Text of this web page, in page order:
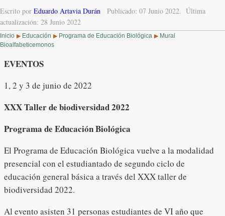
Escrito por Eduardo Artavia Durán Publicado: 07 Junio 2022. Última
actualización: 28 Junio 2022
Inicio ▶ Educación ▶ Programa de Educación Biológica ▶ Mural
Bioalfabeticemonos
EVENTOS
1, 2 y 3 de junio de 2022
XXX Taller de biodiversidad 2022
Programa de Educación Biológica
El Programa de Educación Biológica vuelve a la modalidad
presencial con el estudiantado de segundo ciclo de
educación general básica a través del XXX taller de
biodiversidad 2022.
Al evento asisten 31 personas estudiantes de VI año que